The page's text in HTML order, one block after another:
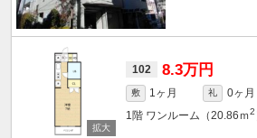
102 8.3万円
敷 1ヶ月 礼
0ヶ月
1階 ワンルーム（20.86ｍ2